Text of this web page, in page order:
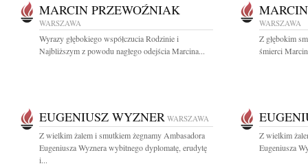
MARCIN PRZEWOŹNIAK
WARSZAWA
Wyrazy głębokiego współczucia Rodzinie i
Najbliższym z powodu nagłego odejścia Marcina...
WARSZAWA
Z głębokim
śmierci
EUGENIUSZ WYZNER WARSZAWA
Z wielkim żalem i smutkiem żegnamy Ambasadora
Eugeniusza Wyznera wybitnego dyplomatę, erudytę
i...
Z wielkim
Eugeniusza